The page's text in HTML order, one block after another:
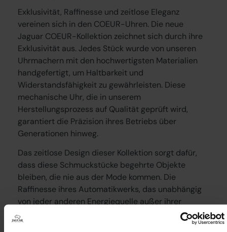
Exklusivität, Raffinesse und zeitlose Eleganz
vereinen sich in den COEUR-Uhren. Die neue
Jaguar COEUR-Kollektion zeichnet sich durch ihre
Exklusivität aus. Jedes Stück wurde von unseren
Uhrmachern mit den hochwertigsten Materialien
handgefertigt, um Haltbarkeit und
Widerstandsfähigkeit zu gewährleisten. Diese
mechanische Uhr, die in unserem
Herstellungsprozess auf Qualität geprüft wird,
garantiert die Präzision ihres Betriebs über
Generationen hinweg.
Das zeitlose Design dieser Kollektion sorgt dafür,
dass diese Schmuckstücke begehrte Objekte
bleiben, die nie aus der Mode kommen. Die
Raffinesse ihres Automatikwerks, das unabhängig
von jeder anderen Energiequelle außer ihrer
Trägerin ist, eine Maschinerie, die das Ergebnis von
Jahrzehnten des Lernens und der Spezialisierung